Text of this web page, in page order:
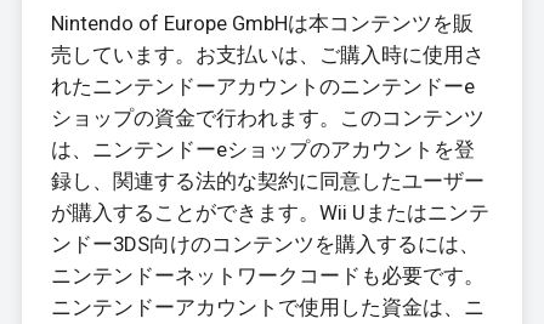
Nintendo of Europe GmbHは本コンテンツを販
売しています。お支払いは、ご購入時に使用さ
れたニンテンドーアカウントのニンテンドーe
ショップの資金で行われます。このコンテンツ
は、ニンテンドーeショップのアカウントを登
録し、関連する法的な契約に同意したユーザー
が購入することができます。Wii Uまたはニンテ
ンドー3DS向けのコンテンツを購入するには、
ニンテンドーネットワークコードも必要です。
ニンテンドーアカウントで使用した資金は、ニ